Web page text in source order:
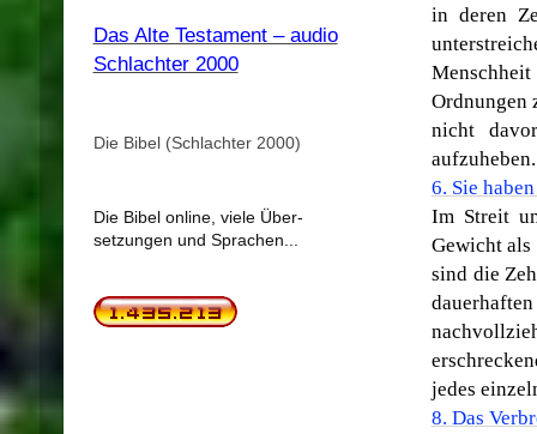
in deren
Ordnungen
nicht
aufzuheben.
6. Sie
Im Streit
Gewicht
sind die
jedes
8. Das
Das Alte Testament – audio
Schlachter 2000
Die Bibel (Schlachter 2000)
Die Bibel online, viele Über-
setzungen und Sprachen...